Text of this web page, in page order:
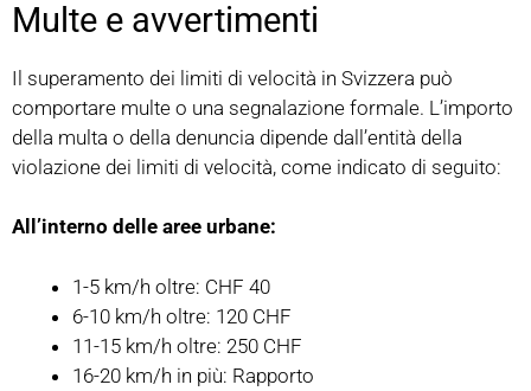
Multe e avvertimenti
Il superamento dei limiti di velocità in Svizzera può
comportare multe o una segnalazione formale. L’importo
della multa o della denuncia dipende dall’entità della
violazione dei limiti di velocità, come indicato di seguito:
All’interno delle aree urbane:
1-5 km/h oltre: CHF 40
6-10 km/h oltre: 120 CHF
11-15 km/h oltre: 250 CHF
16-20 km/h in più: Rapporto